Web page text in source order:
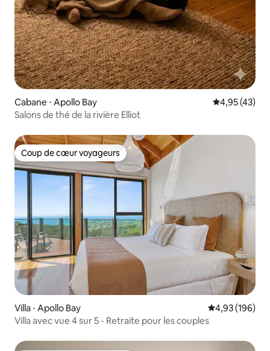
Cabane ⋅ Apollo Bay Évaluation
4,95 (43)
Salons de thé de la rivière Elliot
Coup de cœur voyageurs
Coup de cœur voyageurs
Villa ⋅ Apollo Bay Évaluation
4,93 (196)
Villa avec vue 4 sur 5 - Retraite pour les couples